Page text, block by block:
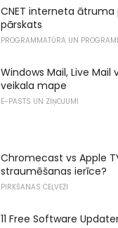
CNET interneta ātruma
pārskats
PROGRAMMATŪRA UN
Windows Mail, Live Mail
veikala mape
E-PASTS UN ZIŅOJUMI
Chromecast vs Apple
straumēšanas ierīce?
PIRKŠANAS CEĻVEŽI
11 Free Software